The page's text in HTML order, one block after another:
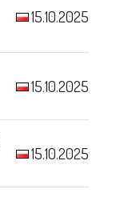
15.10.2025
15.10.2025
15.10.2025